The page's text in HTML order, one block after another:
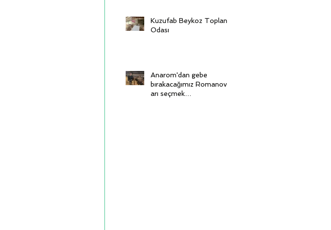
Kuzufab Beykoz Toplantı
Odası
Anarom'dan gebe
bırakacağımız Romanov'l
arı seçmek